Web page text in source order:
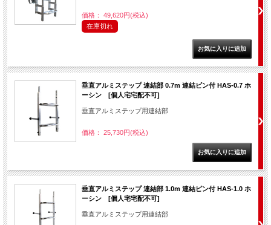
価格： 49,620円(税込)
在庫切れ
垂直アルミステップ 連結部 0.7m 連結ピン付 HAS-0.7 ホ
ーシン [個人宅宅配不可]
垂直アルミステップ用連結部
価格： 25,730円(税込)
垂直アルミステップ 連結部 1.0m 連結ピン付 HAS-1.0 ホ
ーシン [個人宅宅配不可]
垂直アルミステップ用連結部